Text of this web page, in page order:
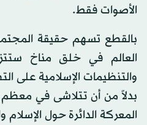
الأصوات فقط.
بالقطع تسهم حقيقة
العالم في خلق مناخ
والتنظيمات الإسلامية على
بدلاً من أن تتلاشى في معظم
المعركة الدائرة حول